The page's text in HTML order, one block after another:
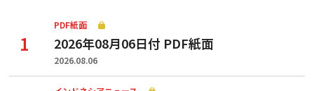
PDF紙面
2026年08月06日付 PDF紙面
2026.08.06